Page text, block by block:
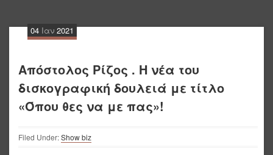
04 Ιαν 2021
Απόστολος Ρίζος . Η νέα του
δισκογραφική δουλειά με τίτλο
«Όπου θες να με πας»!
Filed Under:Show biz